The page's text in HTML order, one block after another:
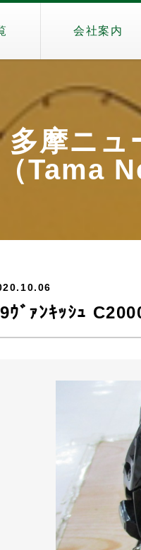
会社案内
多摩ニュ
（Tama
ｳﾞｧﾝｷｯｼｭ